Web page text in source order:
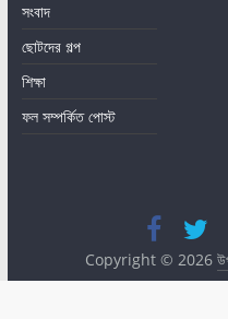
সংবাদ
ছোটদের গল্প
শিক্ষা
ফল সম্পর্কিত পোস্ট
Copyright © 2026